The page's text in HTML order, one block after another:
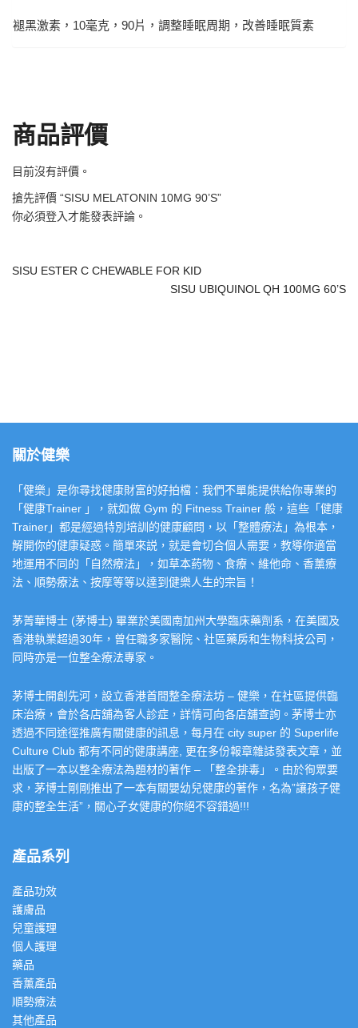
褪黑激素，10毫克，90片，調整睡眠周期，改善睡眠質素
商品評價
目前沒有評價。
搶先評價 “SISU MELATONIN 10MG 90’S”
你必須登入才能發表評論。
SISU ESTER C CHEWABLE FOR KID
SISU UBIQUINOL QH 100MG 60’S
關於健樂
「健樂」是你尋找健康財富的好拍檔：我們不單能提供給你專業的
「健康Trainer 」，就如做 Gym 的 Fitness Trainer 般，這些「健康
Trainer」都是經過特別培訓的健康顧問，以「整體療法」為根本，
解開你的健康疑惑。簡單來説，就是會切合個人需要，教導你適當
地運用不同的「自然療法」，如草本葯物、食療、維他命、香薰療
法、順勢療法、按摩等等以達到健樂人生的宗旨！
茅菁華博士 (茅博士) 畢業於美國南加州大學臨床藥劑系，在美國及
香港執業超過30年，曾任職多家醫院、社區藥房和生物科技公司，
同時亦是一位整全療法專家。
茅博士開創先河，設立香港首間整全療法坊 – 健樂，在社區提供臨
床治療，會於各店舖為客人診症，詳情可向各店舖查詢。茅博士亦
透過不同途徑推廣有關健康的訊息，每月在 city super 的 Superlife
Culture Club 都有不同的健康講座, 更在多份報章雜誌發表文章，並
出版了一本以整全療法為題材的著作 – 「整全排毒」。由於徇眾要
求，茅博士剛剛推出了一本有關嬰幼兒健康的著作，名為”讓孩子健
康的整全生活”，關心子女健康的你絕不容錯過!!!
產品系列
產品功效
護膚品
兒童護理
個人護理
藥品
香薰產品
順勢療法
其他產品